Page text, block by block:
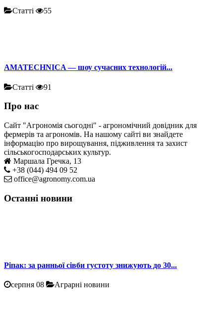
Статті 55
AMATECHNICA — шоу сучасних технологій...
Статті 91
Про нас
Сайт "Агрономія сьогодні" - агрономічний довідник для
фермерів та агрономів. На нашому сайті ви знайдете
інформацію про вирощування, підживлення та захист
сільськогосподарських культур.
Маршала Гречка, 13
+38 (044) 494 09 52
office@agronomy.com.ua
Останні новини
Ріпак: за ранньої сівби густоту знижують до 30...
серпня 08 Аграрні новини